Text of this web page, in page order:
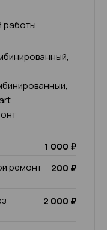
работы
1 000 ₽
ремонт
200 ₽
2 000 ₽